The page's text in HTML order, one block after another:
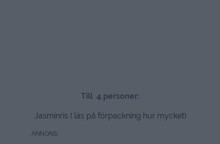
Till 4 personer:
Jasminris ( läs på förpackning hur mycket)